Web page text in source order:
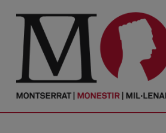
PORTADA
Monestir